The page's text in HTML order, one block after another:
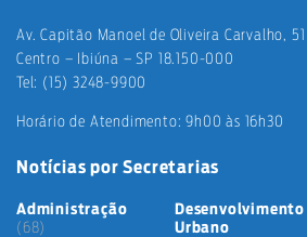
Av. Capitão Manoel de Oliveira Carvalho, 51
Centro – Ibiúna – SP 18.150-000
Tel: (15) 3248-9900
Horário de Atendimento: 9h00 às 16h30
Notícias por Secretarias
Administração
(68)
Desenvolvimento
Urbano